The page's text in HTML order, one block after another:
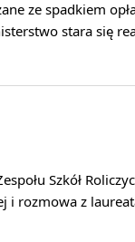
ze spadkiem
stara się
Szkół
i rozmowa z